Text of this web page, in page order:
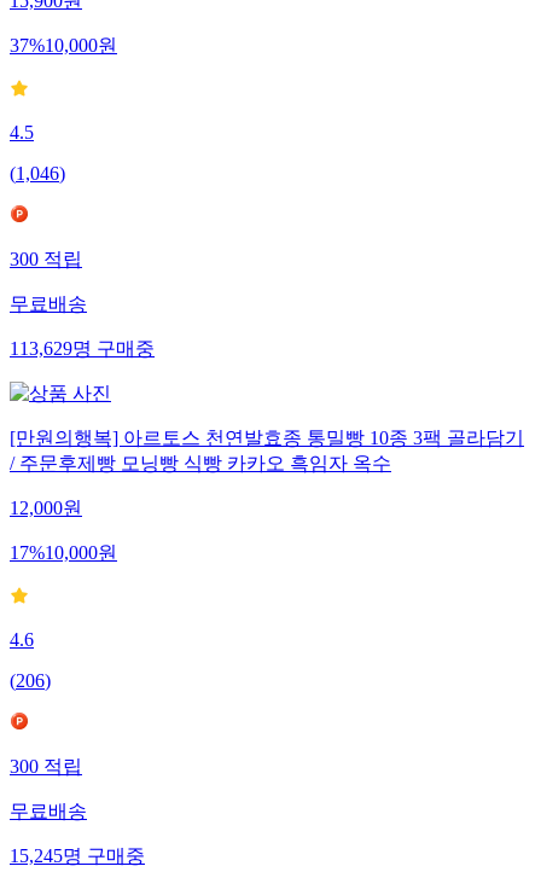
15,900원
37%10,000원
4.5
(1,046)
300적립
무료배송
113,629명구매중
[만원의행복] 아르토스 천연발효종 통밀빵 10종 3팩 골라담기
/ 주문후제빵 모닝빵 식빵 카카오 흑임자 옥수
12,000원
17%10,000원
4.6
(206)
300적립
무료배송
15,245명구매중